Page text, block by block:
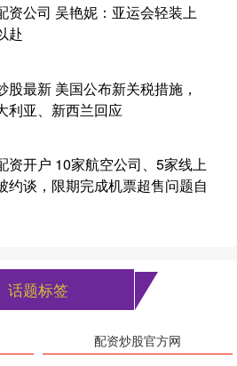
资公司 吴艳妮：亚运会轻装上
赴
股最新 美国公布新关税措施，
利亚、新西兰回应
资开户 10家航空公司、5家线上
约谈，限期完成机票超售问题自
话题标签
配资炒股官方网